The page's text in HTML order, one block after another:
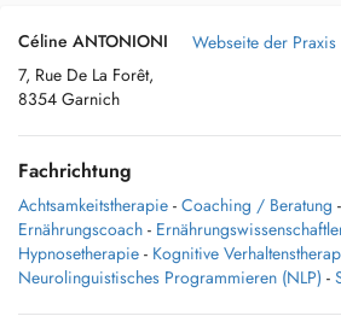
Céline ANTONIONI
7, Rue De La Forêt,
8354 Garnich
Webseite der Praxis
Fachrichtung
Achtsamkeitstherapie - Coaching / Beratung -
Ernährungscoach -
Hypnosetherapie - Kognitive
Neurolinguistisches Programmieren (NLP) -